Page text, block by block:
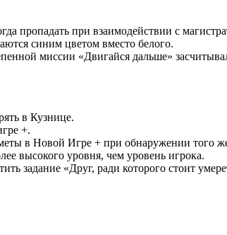
пропадать при взаимодействии с
синим цветом вместо белого.
миссии «Двигайся дальше»
в Кузнице.
+.
в Новой Игре + при обнаружении того
высокого уровня, чем уровень игрока.
задание «Друг, ради которого стоит